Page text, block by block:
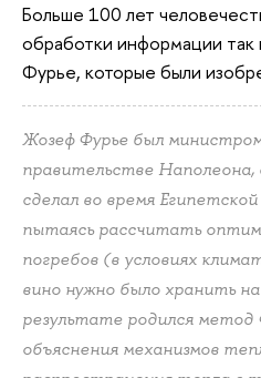
Больше 100 лет
обработки информации
Фурье, которые были
Жозеф Фурье был
правительстве
сделал во время
пытаясь рассчитать
погребов (в условиях
вино нужно было хранить
результате родился метод
объяснения механизмов